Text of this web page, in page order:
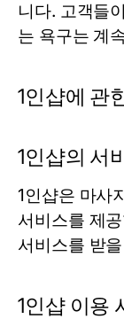
니다. 고객들
는 욕구는 계
1인샵에 관
1인샵의 서
1인샵은 마사
서비스를 제
서비스를 받
1인샵 이용